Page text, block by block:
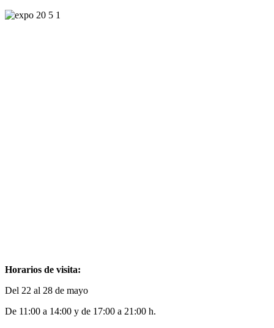
Horarios de visita:
Del 22 al 28 de mayo
De 11:00 a 14:00 y de 17:00 a 21:00 h.